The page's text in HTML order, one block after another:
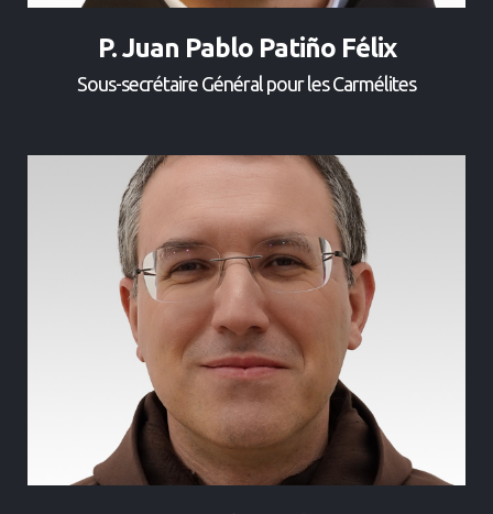
P. Juan Pablo Patiño Félix
Sous-secrétaire Général pour les Carmélites